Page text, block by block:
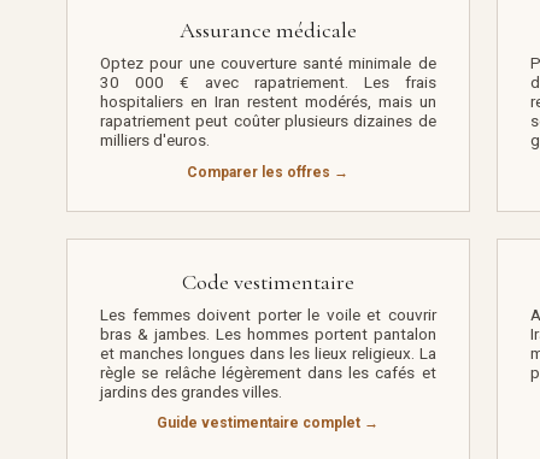
Assurance médicale
Optez pour une couverture santé minimale de
30 000 € avec rapatriement. Les frais
hospitaliers en Iran restent modérés, mais un
rapatriement peut coûter plusieurs dizaines de
milliers d'euros.
Comparer les offres →
Code vestimentaire
Les femmes doivent porter le voile et couvrir
bras & jambes. Les hommes portent pantalon
et manches longues dans les lieux religieux. La
règle se relâche légèrement dans les cafés et
jardins des grandes villes.
Guide vestimentaire complet →